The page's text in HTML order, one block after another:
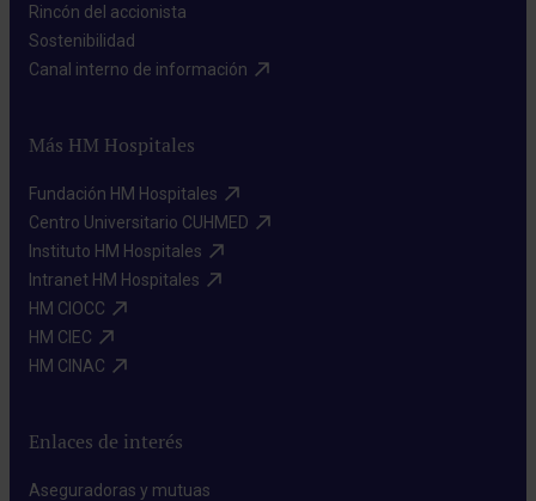
Rincón del accionista​
Sostenibilidad​
Canal interno de información​
Más HM Hospitales
Fundación HM Hospitales​
Centro Universitario CUHMED​
Instituto HM Hospitales​
Intranet HM Hospitales​
HM CIOCC​
HM CIEC​
HM CINAC​
Enlaces de interés
Aseguradoras y mutuas​